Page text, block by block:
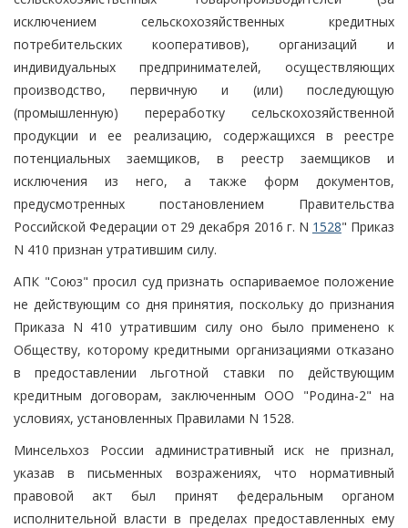
исключением сельскохозяйственных кредитных
потребительских кооперативов), организаций и
индивидуальных предпринимателей, осуществляющих
производство, первичную и (или) последующую
(промышленную) переработку сельскохозяйственной
продукции и ее реализацию, содержащихся в реестре
потенциальных заемщиков, в реестр заемщиков и
исключения из него, а также форм документов,
предусмотренных постановлением Правительства
Российской Федерации от 29 декабря 2016 г. N 1528" Приказ
N 410 признан утратившим силу.
АПК "Союз" просил суд признать оспариваемое положение
не действующим со дня принятия, поскольку до признания
Приказа N 410 утратившим силу оно было применено к
Обществу, которому кредитными организациями отказано
в предоставлении льготной ставки по действующим
кредитным договорам, заключенным ООО "Родина-2" на
условиях, установленных Правилами N 1528.
Минсельхоз России административный иск не признал,
указав в письменных возражениях, что нормативный
правовой акт был принят федеральным органом
исполнительной власти в пределах предоставленных ему